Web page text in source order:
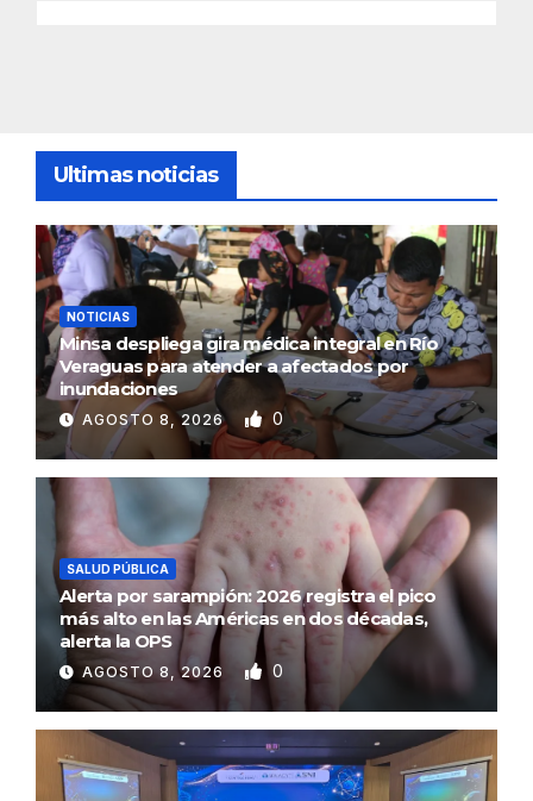
Ultimas noticias
NOTICIAS
Minsa despliega gira médica integral en Río
Veraguas para atender a afectados por
inundaciones
AGOSTO 8, 2026 0
SALUD PÚBLICA
Alerta por sarampión: 2026 registra el pico
más alto en las Américas en dos décadas,
alerta la OPS
AGOSTO 8, 2026 0